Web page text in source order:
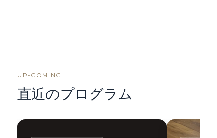
UP-COMING
直近のプログラム